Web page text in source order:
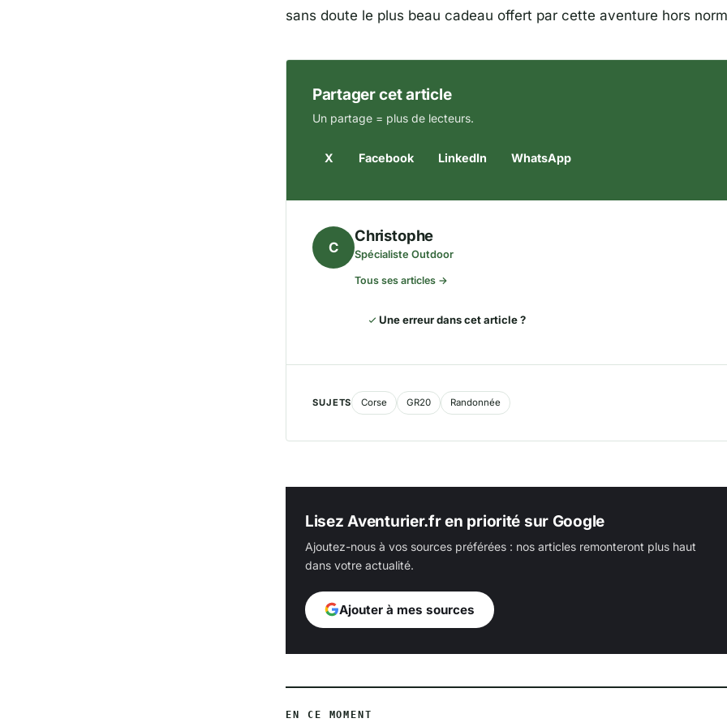
sans doute le plus beau cadeau offert par cette aventure hors
Partager cet article
Un partage = plus de lecteurs.
X Facebook LinkedIn WhatsApp
C
Christophe
Spécialiste Outdoor
Tous ses articles →
Une erreur dans cet article ?
SUJETS Corse GR20 Randonnée
Lisez Aventurier.fr en priorité sur Google
Ajoutez-nous à vos sources préférées : nos articles remonteront plus haut
dans votre actualité.
Ajouter à mes sources
EN CE MOMENT